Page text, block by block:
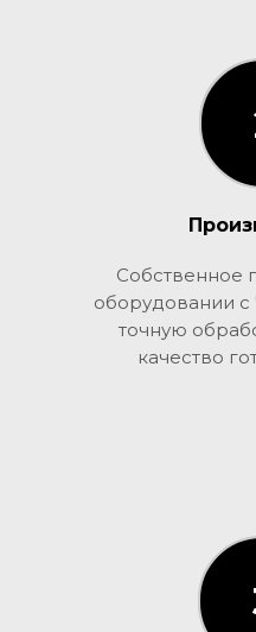
Собственное
оборудовании
точную
качество